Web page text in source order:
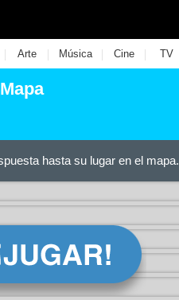
| Arte | Música | Cine | TV
hasta su lugar en el mapa.